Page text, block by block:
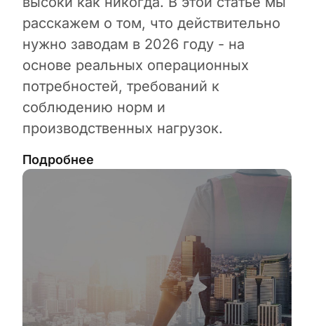
расскажем о том, что действительно
нужно заводам в 2026 году - на
основе реальных операционных
потребностей, требований к
соблюдению норм и
производственных нагрузок.
Подробнее